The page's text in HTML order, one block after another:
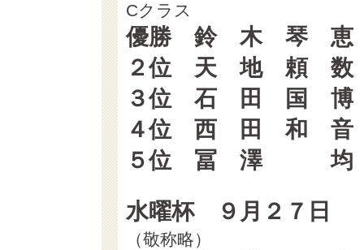
Cクラス
優勝 鈴 木 琴
２位 天 地 頼
３位 石 田 国
４位 西 田 和
５位 冨 澤 均
水曜杯 ９月２７日
（敬称略） （